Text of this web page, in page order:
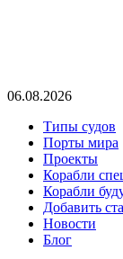
06.08.2026
Типы судов
Порты мира
Проекты
Корабли
Корабли
Добавить
Новости
Блог